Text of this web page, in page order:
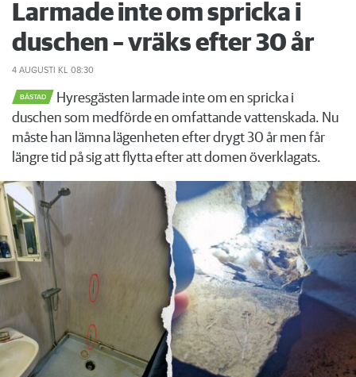
Larmade inte om spricka i
duschen – vräks efter 30 år
4 AUGUSTI KL 08:30
BÅSTAD
Hyresgästen larmade inte om en spricka i
duschen som medförde en omfattande vattenskada. Nu
måste han lämna lägenheten efter drygt 30 år men får
längre tid på sig att flytta efter att domen överklagats.